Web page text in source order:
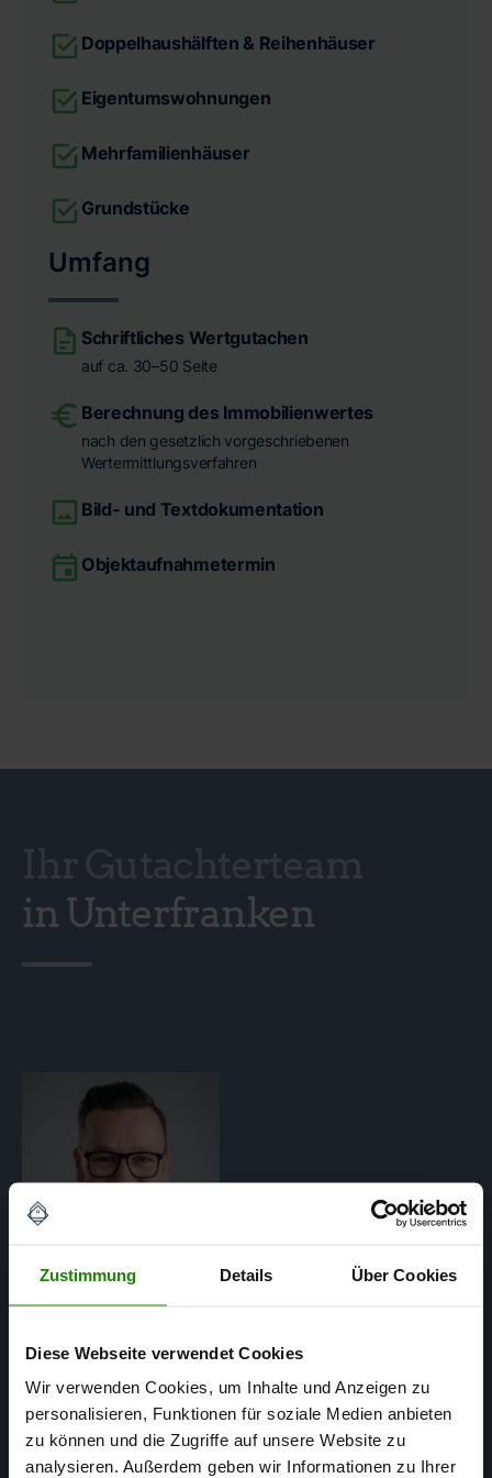
Zustimmung Details Über Cookies
Diese Webseite verwendet Cookies
Wir verwenden Cookies, um Inhalte und Anzeigen zu
personalisieren, Funktionen für soziale Medien anbieten
zu können und die Zugriffe auf unsere Website zu
analysieren. Außerdem geben wir Informationen zu Ihrer
Doppelhaushälften & Reihenhäuser
Eigentumswohnungen
Mehrfamilienhäuser
Grundstücke
Umfang
Schriftliches Wertgutachen
auf ca. 30–50 Seite
Berechnung des Immobilienwertes
nach den gesetzlich vorgeschriebenen
Wertermittlungsverfahren
Bild- und Textdokumentation
Objektaufnahmetermin
in Unterfranken
Matthias Mertens
SACHVERSTÄNDIGER FÜR
IMMOBILIENBEWERTUNG